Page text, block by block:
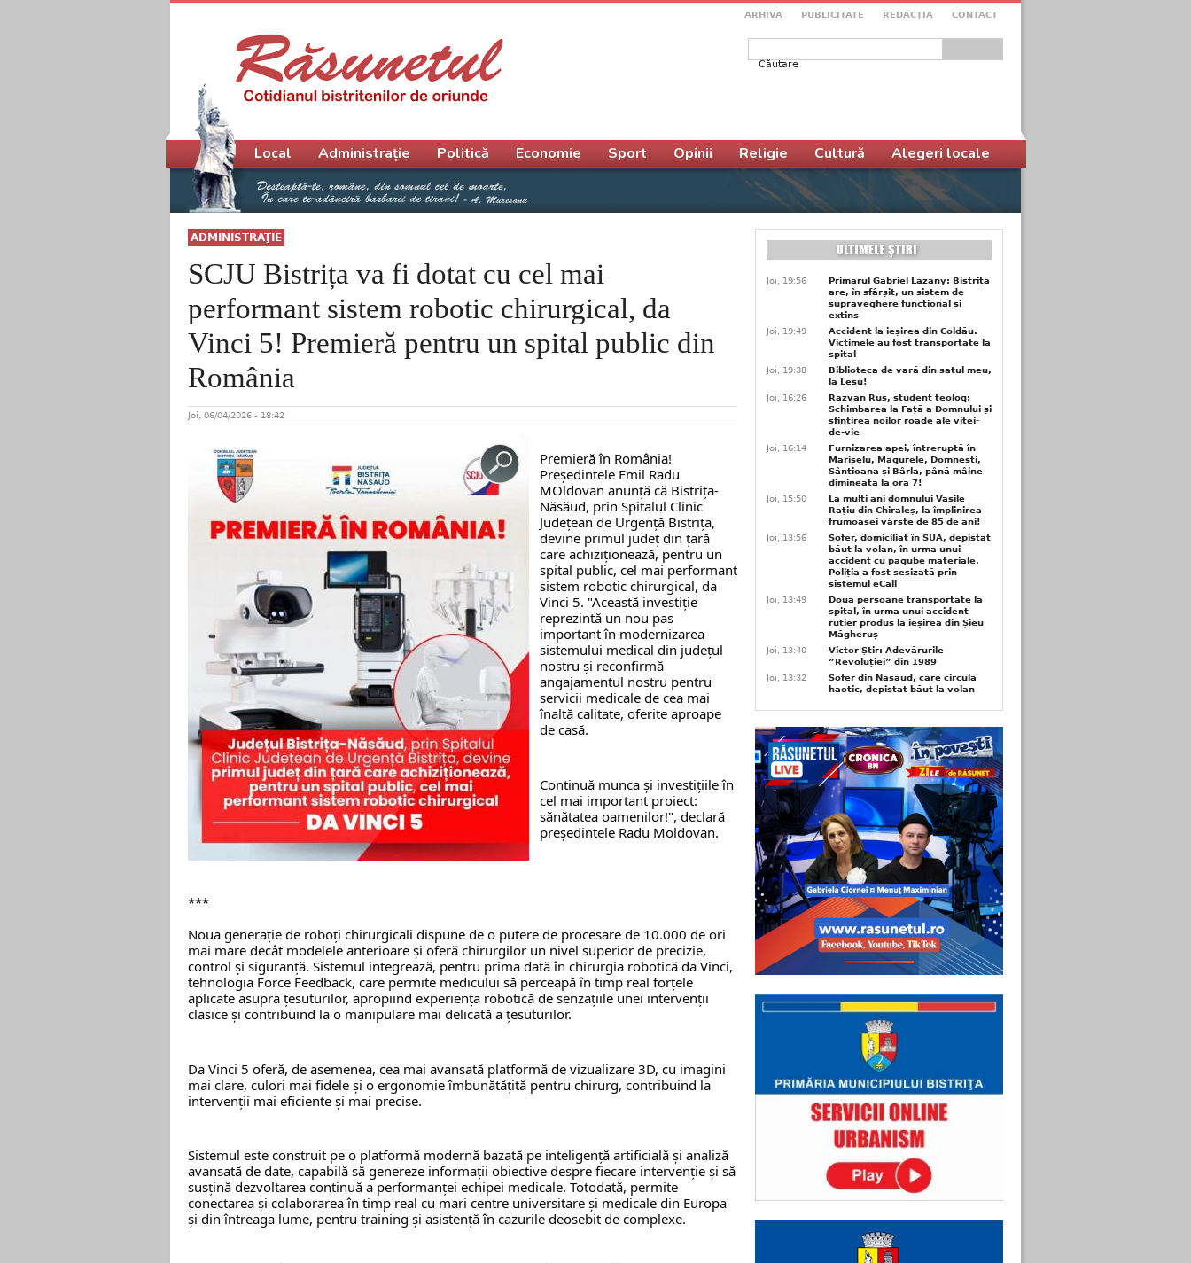
ARHIVA PUBLICITATE REDACŢIA CONTACT
Formular de căutare
ADMINISTRAŢIE
SCJU Bistrița va fi dotat cu cel mai
performant sistem robotic chirurgical, da
Vinci 5! Premieră pentru un spital public din
România
Joi, 06/04/2026 - 18:42
Premieră în România!
Președintele Emil Radu
MOldovan anunță că Bistrița-
Năsăud, prin Spitalul Clinic
Județean de Urgență Bistrița,
devine primul județ din țară
care achiziționează, pentru un
spital public, cel mai performant
sistem robotic chirurgical, da
Vinci 5. "Această investiție
reprezintă un nou pas
important în modernizarea
sistemului medical din județul
nostru și reconfirmă
angajamentul nostru pentru
servicii medicale de cea mai
înaltă calitate, oferite aproape
de casă.
Continuă munca și investițiile în
cel mai important proiect:
sănătatea oamenilor!", declară
președintele Radu Moldovan.
***
Noua generație de roboți chirurgicali dispune de o putere de procesare de 10.000 de ori
mai mare decât modelele anterioare și oferă chirurgilor un nivel superior de precizie,
control și siguranță. Sistemul integrează, pentru prima dată în chirurgia robotică da Vinci,
tehnologia Force Feedback, care permite medicului să perceapă în timp real forțele
aplicate asupra țesuturilor, apropiind experiența robotică de senzațiile unei intervenții
clasice și contribuind la o manipulare mai delicată a țesuturilor.
Da Vinci 5 oferă, de asemenea, cea mai avansată platformă de vizualizare 3D, cu imagini
mai clare, culori mai fidele și o ergonomie îmbunătățită pentru chirurg, contribuind la
intervenții mai eficiente și mai precise.
Sistemul este construit pe o platformă modernă bazată pe inteligență artificială și analiză
avansată de date, capabilă să genereze informații obiective despre fiecare intervenție și să
susțină dezvoltarea continuă a performanței echipei medicale. Totodată, permite
conectarea și colaborarea în timp real cu mari centre universitare și medicale din Europa
și din întreaga lume, pentru training și asistență în cazurile deosebit de complexe.
Meniu principal
Local Administrație Politică Economie Sport Opinii Religie Cultură Alegeri locale
Joi, 19:56
Primarul Gabriel Lazany: Bistrița
are, în sfârșit, un sistem de
supraveghere funcțional și
extins
Joi, 19:49
Accident la ieșirea din Coldău.
Victimele au fost transportate la
spital
Joi, 19:38
Biblioteca de vară din satul meu,
la Leșu!
Joi, 16:26
Răzvan Rus, student teolog:
Schimbarea la Față a Domnului și
sfințirea noilor roade ale viței-
de-vie
Joi, 16:14
Furnizarea apei, întreruptă în
Mărișelu, Măgurele, Domnești,
Sântioana și Bârla, până mâine
dimineață la ora 7!
Joi, 15:50
La mulți ani domnului Vasile
Rațiu din Chiraleș, la împlinirea
frumoasei vârste de 85 de ani!
Joi, 13:56
Șofer, domiciliat în SUA, depistat
băut la volan, în urma unui
accident cu pagube materiale.
Poliția a fost sesizată prin
sistemul eCall
Joi, 13:49
Două persoane transportate la
spital, în urma unui accident
rutier produs la ieșirea din Șieu
Măgheruș
Joi, 13:40
Victor Știr: Adevărurile
”Revoluției” din 1989
Joi, 13:32
Șofer din Năsăud, care circula
haotic, depistat băut la volan